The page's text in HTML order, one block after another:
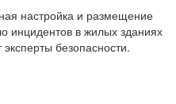
настройка и размещение
инцидентов в жилых зданиях
безопасности.